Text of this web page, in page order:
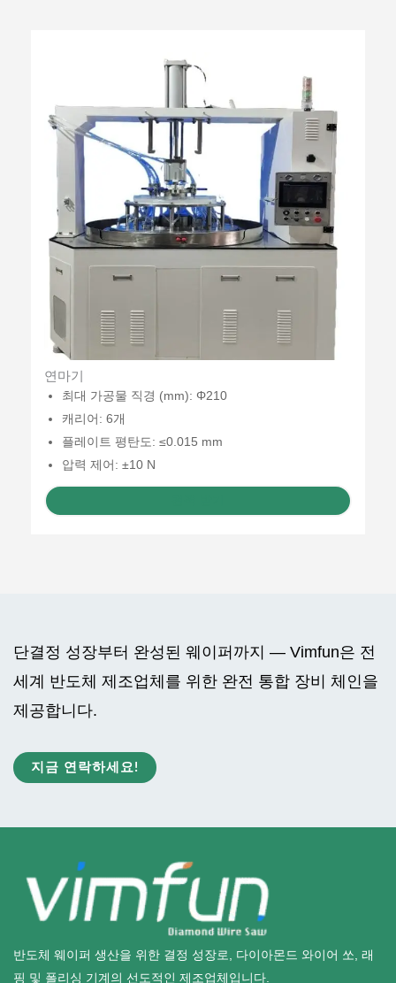
연마기
최대 가공물 직경 (mm): Φ210
캐리어: 6개
플레이트 평탄도: ≤0.015 mm
압력 제어: ±10 N
단결정 성장부터 완성된 웨이퍼까지 — Vimfun은 전
세계 반도체 제조업체를 위한 완전 통합 장비 체인을
제공합니다.
지금 연락하세요!
반도체 웨이퍼 생산을 위한 결정 성장로, 다이아몬드 와이어 쏘, 래
핑 및 폴리싱 기계의 선도적인 제조업체입니다.